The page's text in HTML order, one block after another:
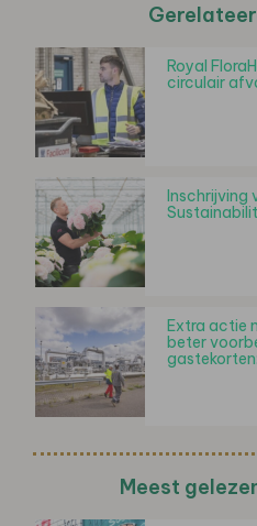
Royal
circulair
Inschrijving
Extra actie
beter
Meest